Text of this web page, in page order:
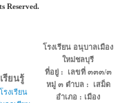
Reserved.
รียนรู้
งเรียน
โรงเรียน อนุบาลเมือง
ใหม่ชลบุรี
ที่อยู่ : เลขที่ ๓๓๓/๓
หมู่ ๓ ตำบล : เสม็ด
อำเภอ : เมือง